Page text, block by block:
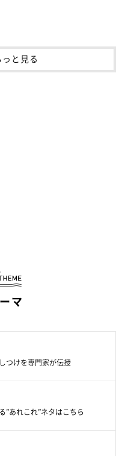
ると、肉球が弱くなり、出血
せないほうがよいでしょう。
下を履かせた方がよい場合も
疑問と獣医師の回答をご紹
冬を愛犬と元気に乗り越えて
と見る
マ
つけを専門家が伝授
”あれこれ”ネタはこちら